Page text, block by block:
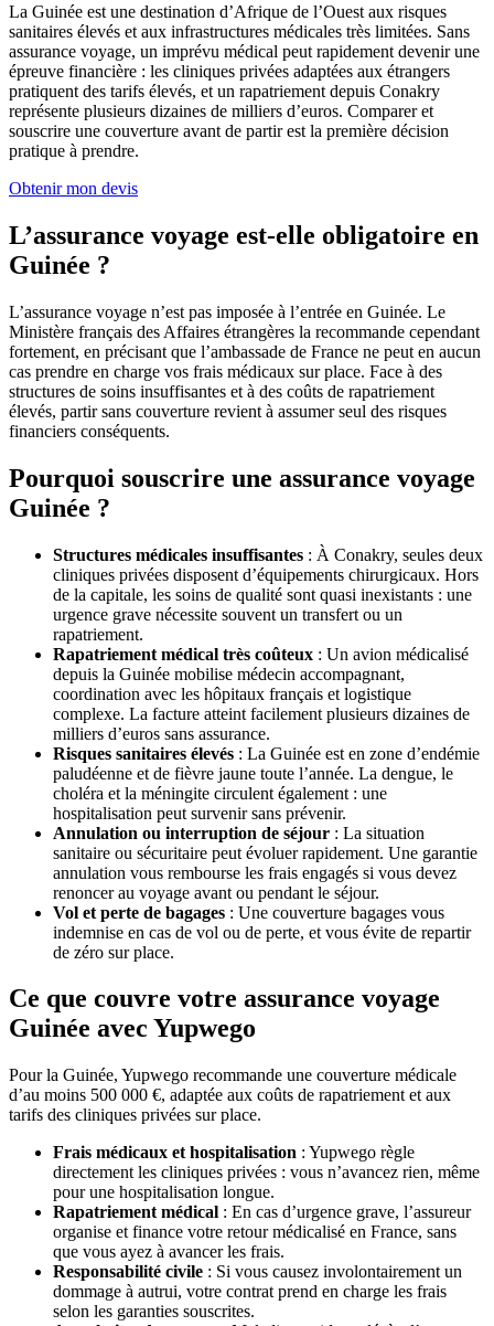
La Guinée est une destination d’Afrique de l’Ouest aux risques
sanitaires élevés et aux infrastructures médicales très limitées. Sans
assurance voyage, un imprévu médical peut rapidement devenir une
épreuve financière : les cliniques privées adaptées aux étrangers
pratiquent des tarifs élevés, et un rapatriement depuis Conakry
représente plusieurs dizaines de milliers d’euros. Comparer et
souscrire une couverture avant de partir est la première décision
pratique à prendre.
Obtenir mon devis
L’assurance voyage est-elle obligatoire en
Guinée ?
L’assurance voyage n’est pas imposée à l’entrée en Guinée. Le
Ministère français des Affaires étrangères la recommande cependant
fortement, en précisant que l’ambassade de France ne peut en aucun
cas prendre en charge vos frais médicaux sur place. Face à des
structures de soins insuffisantes et à des coûts de rapatriement
élevés, partir sans couverture revient à assumer seul des risques
financiers conséquents.
Pourquoi souscrire une assurance voyage
Guinée ?
Structures médicales insuffisantes : À Conakry, seules deux
cliniques privées disposent d’équipements chirurgicaux. Hors
de la capitale, les soins de qualité sont quasi inexistants : une
urgence grave nécessite souvent un transfert ou un
rapatriement.
Rapatriement médical très coûteux : Un avion médicalisé
depuis la Guinée mobilise médecin accompagnant,
coordination avec les hôpitaux français et logistique
complexe. La facture atteint facilement plusieurs dizaines de
milliers d’euros sans assurance.
Risques sanitaires élevés : La Guinée est en zone d’endémie
paludéenne et de fièvre jaune toute l’année. La dengue, le
choléra et la méningite circulent également : une
hospitalisation peut survenir sans prévenir.
Annulation ou interruption de séjour : La situation
sanitaire ou sécuritaire peut évoluer rapidement. Une garantie
annulation vous rembourse les frais engagés si vous devez
renoncer au voyage avant ou pendant le séjour.
Vol et perte de bagages : Une couverture bagages vous
indemnise en cas de vol ou de perte, et vous évite de repartir
de zéro sur place.
Ce que couvre votre assurance voyage
Guinée avec Yupwego
Pour la Guinée, Yupwego recommande une couverture médicale
d’au moins 500 000 €, adaptée aux coûts de rapatriement et aux
tarifs des cliniques privées sur place.
Frais médicaux et hospitalisation : Yupwego règle
directement les cliniques privées : vous n’avancez rien, même
pour une hospitalisation longue.
Rapatriement médical : En cas d’urgence grave, l’assureur
organise et finance votre retour médicalisé en France, sans
que vous ayez à avancer les frais.
Responsabilité civile : Si vous causez involontairement un
dommage à autrui, votre contrat prend en charge les frais
selon les garanties souscrites.